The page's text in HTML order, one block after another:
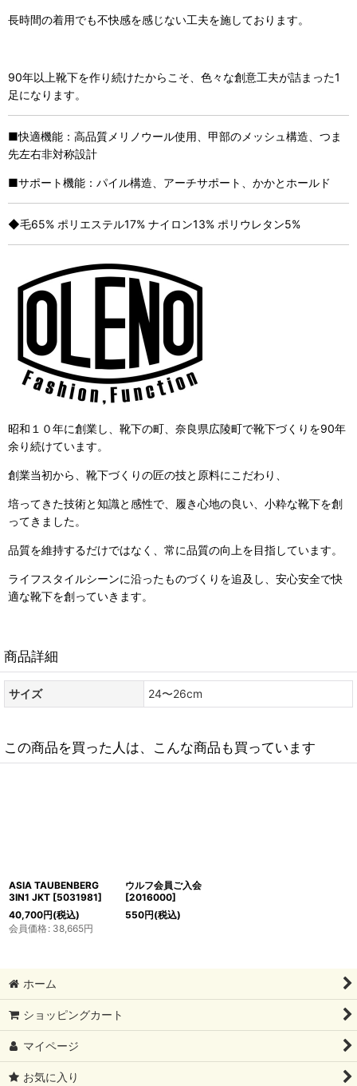
長時間の着用でも不快感を感じない工夫を施しております。
90年以上靴下を作り続けたからこそ、色々な創意工夫が詰まった1
足になります。
■快適機能：高品質メリノウール使用、甲部のメッシュ構造、つま
先左右非対称設計
■サポート機能：パイル構造、アーチサポート、かかとホールド
◆毛65% ポリエステル17% ナイロン13% ポリウレタン5%
昭和１０年に創業し、靴下の町、 奈良県広陵町で靴下づくりを90年
余り続けています。
創業当初から、靴下づくりの匠の技と原料にこだわり、
培ってきた技術と知識と感性で、履き心地の良い、小粋な靴下を創
ってきました。
品質を維持するだけではなく、常に品質の向上を目指しています。
ライフスタイルシーンに沿ったものづくりを追及し、安心安全で快
適な靴下を創っていきます。
商品詳細
サイズ 24〜26cm
この商品を買った人は、こんな商品も買っています
ASIA TAUBENBERG
3IN1 JKT [5031981]
40,700円(税込)
会員価格: 38,665円
ウルフ会員ご入会
[2016000]
550円(税込)
ホーム
ショッピングカート
マイページ
お気に入り